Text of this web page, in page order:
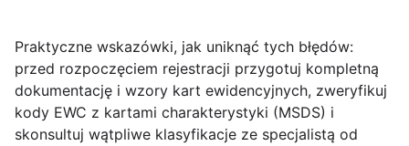
Praktyczne wskazówki, jak uniknąć tych błędów:
przed rozpoczęciem rejestracji przygotuj kompletną
dokumentację i wzory kart ewidencyjnych, zweryfikuj
kody EWC z kartami charakterystyki (MSDS) i
skonsultuj wątpliwe klasyfikacje ze specjalistą od